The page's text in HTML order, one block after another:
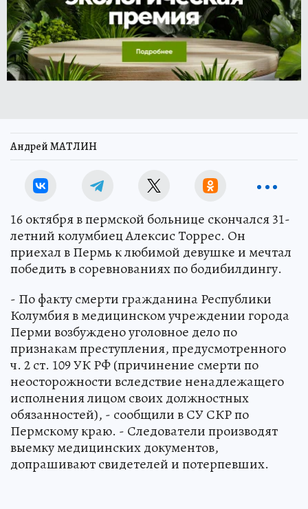
Андрей МАТЛИН
16 октября в пермской больнице скончался 31-
летний колумбиец Алексис Торрес. Он
приехал в Пермь к любимой девушке и мечтал
победить в соревнованиях по бодибилдингу.
- По факту смерти гражданина Республики
Колумбия в медицинском учреждении города
Перми возбуждено уголовное дело по
признакам преступления, предусмотренного
ч. 2 ст. 109 УК РФ (причинение смерти по
неосторожности вследствие ненадлежащего
исполнения лицом своих должностных
обязанностей), - сообщили в СУ СКР по
Пермскому краю. - Следователи производят
выемку медицинских документов,
допрашивают свидетелей и потерпевших.